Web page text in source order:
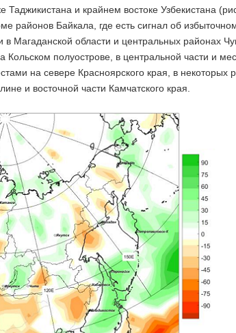
Таджикистана и крайнем востоке Узбекистана
районов Байкала, где есть сигнал об
Магаданской области и центральных районах
Кольском полуострове, в центральной части и
на севере Красноярского края, в некоторых
и восточной части Камчатского края.